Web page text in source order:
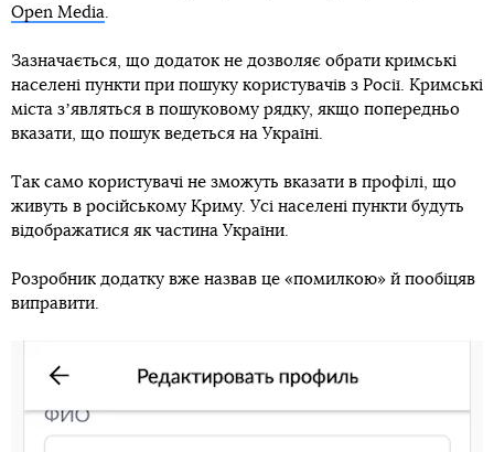
Open Media.
Зазначається, що додаток не дозволяє обрати кримські
населені пункти при пошуку користувачів з Росії. Кримські
міста зʼявляться в пошуковому рядку, якщо попередньо
вказати, що пошук ведеться на Україні.
Так само користувачі не зможуть вказати в профілі, що
живуть в російському Криму. Усі населені пункти будуть
відображатися як частина України.
Розробник додатку вже назвав це «помилкою» й пообіцяв
виправити.